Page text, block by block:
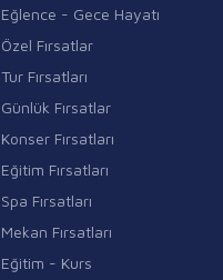
Eğlence - Gece Hayatı
Özel Fırsatlar
Tur Fırsatları
Günlük Fırsatlar
Konser Fırsatları
Eğitim Fırsatları
Spa Fırsatları
Mekan Fırsatları
Eğitim - Kurs